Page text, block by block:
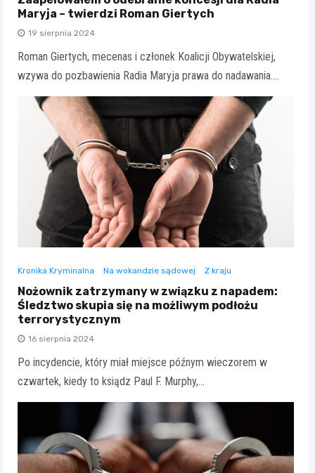
Maryja – twierdzi Roman Giertych
19 sierpnia 2024
Roman Giertych, mecenas i członek Koalicji Obywatelskiej,
wzywa do pozbawienia Radia Maryja prawa do nadawania.…
Kronika Kryminalna Na wokandzie sądowej Z kraju
Nożownik zatrzymany w związku z napadem:
Śledztwo skupia się na możliwym podłożu
terrorystycznym
16 sierpnia 2024
Po incydencie, który miał miejsce późnym wieczorem w
czwartek, kiedy to ksiądz Paul F. Murphy,…